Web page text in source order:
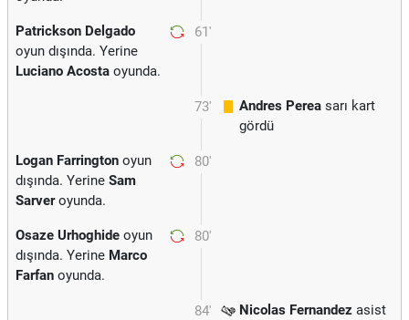
61'
Patrickson Delgado
oyun dışında. Yerine
Luciano Acosta oyunda.
73' Andres Perea sarı kart
gördü
80'
Logan Farrington oyun
dışında. Yerine Sam
Sarveroyunda.
80'
Osaze Urhoghide oyun
dışında. Yerine Marco
Farfan oyunda.
84' Nicolas Fernandez asist